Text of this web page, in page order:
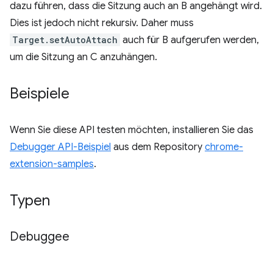
dazu führen, dass die Sitzung auch an B angehängt wird.
Dies ist jedoch nicht rekursiv. Daher muss
Target.setAutoAttach auch für B aufgerufen werden,
um die Sitzung an C anzuhängen.
Beispiele
Wenn Sie diese API testen möchten, installieren Sie das
Debugger API-Beispiel aus dem Repository chrome-
extension-samples.
Typen
Debuggee